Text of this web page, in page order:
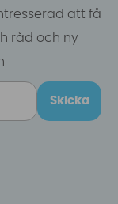
att få
råd och ny
Skicka